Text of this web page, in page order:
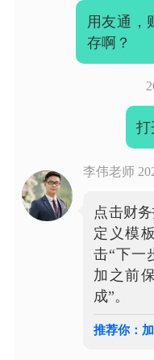
用友通，
存啊？
打
李伟老师
点击财
定义模
击“下一
加之前
成”。
推荐你：